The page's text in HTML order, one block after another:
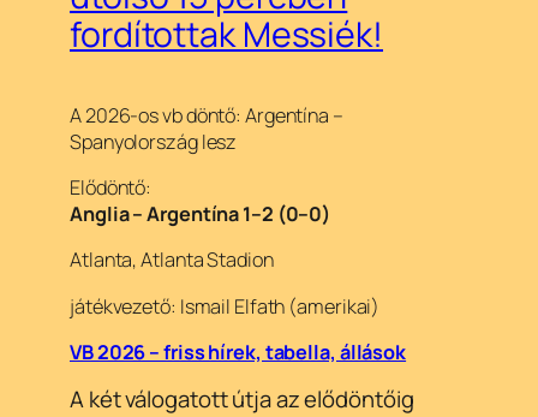
fordítottak Messiék!
A 2026-os vb döntő: Argentína –
Spanyolország lesz
Elődöntő:
Anglia – Argentína 1–2 (0–0)
Atlanta, Atlanta Stadion
játékvezető: Ismail Elfath (amerikai)
VB 2026 – friss hírek, tabella, állások
A két válogatott útja az elődöntőig